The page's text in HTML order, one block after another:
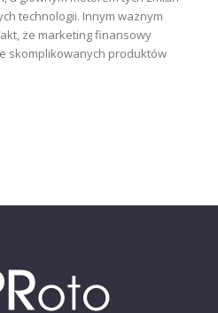
technologii. Innym ważnym
że marketing finansowy
skomplikowanych produktów